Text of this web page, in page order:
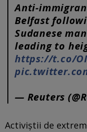
Anti-
Belfast
Sudanese
leading to
https://t.co/
— Reuters
Activiștii de